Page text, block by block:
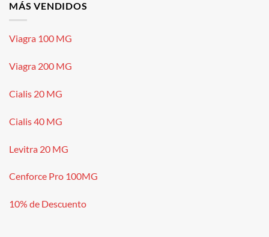
MÁS VENDIDOS
Viagra 100 MG
Viagra 200 MG
Cialis 20 MG
Cialis 40 MG
Levitra 20 MG
Cenforce Pro 100MG
10% de Descuento